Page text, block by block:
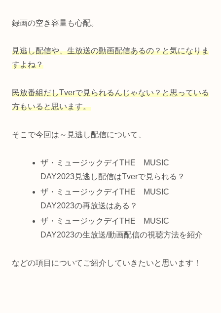
録画の空き容量も心配。
見逃し配信や、生放送の動画配信あるの？と気になりま
すよね？
民放番組だしTverで見られるんじゃない？と思っている
方もいると思います。
そこで今回は～見逃し配信について、
ザ・ミュージックデイTHE MUSIC
DAY2023見逃し配信はTverで見られる？
ザ・ミュージックデイTHE MUSIC
DAY2023の再放送はある？
ザ・ミュージックデイTHE MUSIC
DAY2023の生放送/動画配信の視聴方法を紹介
などの項目についてご紹介していきたいと思います！